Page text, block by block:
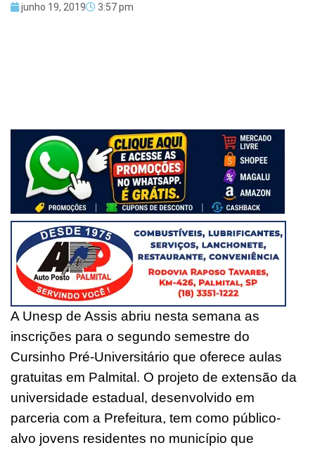
junho 19, 2019 3:57 pm
A Unesp de Assis abriu nesta semana as
inscrições para o segundo semestre do
Cursinho Pré-Universitário que oferece aulas
gratuitas em Palmital. O projeto de extensão da
universidade estadual, desenvolvido em
parceria com a Prefeitura, tem como público-
alvo jovens residentes no município que